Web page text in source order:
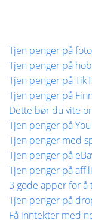
Tjen penger på
Tjen penger på
Tjen penger på
Tjen penger på
Dette bør du vite
Tjen penger på
Tjen penger med
Tjen penger på
Tjen penger på
3 gode apper for å
Tjen penger på
Få inntekter med